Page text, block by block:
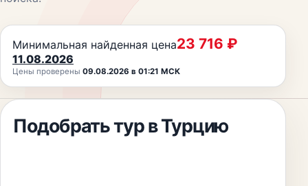
Минимальная найденная цена23 716 ₽
11.08.2026
Цены проверены 09.08.2026 в 01:21 МСК
Подобрать турв Турцию